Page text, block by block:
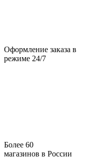
Оформление заказа в
режиме 24/7
Более 60
магазинов в России